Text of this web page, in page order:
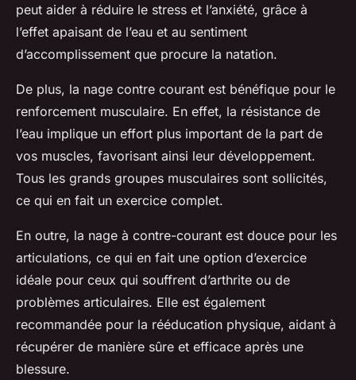
peut aider à réduire le stress et l’anxiété, grâce à
l’effet apaisant de l’eau et au sentiment
d’accomplissement que procure la natation.
De plus, la nage contre courant est bénéfique pour le
renforcement musculaire. En effet, la résistance de
l’eau implique un effort plus important de la part de
vos muscles, favorisant ainsi leur développement.
Tous les grands groupes musculaires sont sollicités,
ce qui en fait un exercice complet.
En outre, la nage à contre-courant est douce pour les
articulations, ce qui en fait une option d’exercice
idéale pour ceux qui souffrent d’arthrite ou de
problèmes articulaires. Elle est également
recommandée pour la rééducation physique, aidant à
récupérer de manière sûre et efficace après une
blessure.